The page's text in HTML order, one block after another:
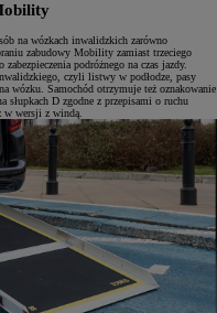
na wózkach inwalidzkich zarówno
zabudowy Mobility zamiast trzeciego
podróżnego na czas jazdy.
czyli listwy w podłodze, pasy
wózku. Samochód otrzymuje też oznakowanie
słupkach D zgodne z przepisami o ruchu
w wersji z windą.